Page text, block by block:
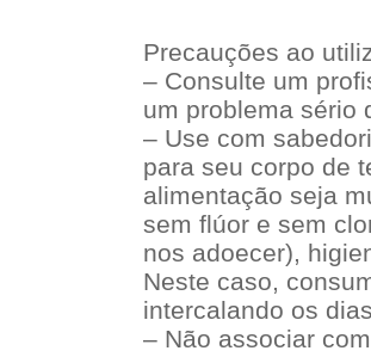
Precauções ao
– Consulte um
um problema sério
– Use com
para seu corpo de
alimentação seja
sem flúor e sem
nos adoecer),
Neste caso,
intercalando os
– Não associar